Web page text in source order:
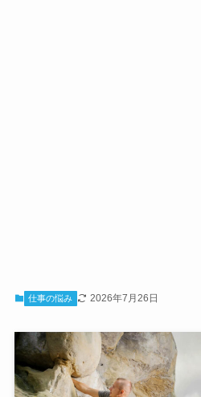
仕事の悩み 2026年7月26日